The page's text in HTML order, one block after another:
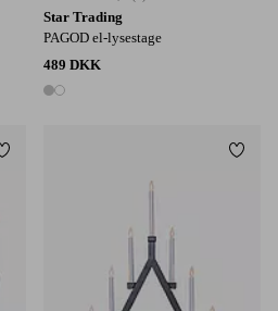
Star Trading
PAGOD el-lysestage
489 DKK
2 farver
Tilføj til favoritter